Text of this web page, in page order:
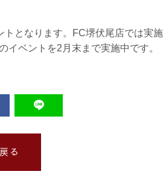
となります。FC堺伏尾店では実施
イベントを2月末まで実施中です。
る